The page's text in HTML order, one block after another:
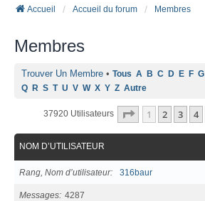
Accueil Accueil du forum Membres
Membres
Trouver Un Membre • Tous A B C D E F G
Q R S T U V W X Y Z Autre
37920 Utilisateurs Page 1Sur1517
1 2 3 4
NOM D’UTILISATEUR
Rang, Nom d’utilisateur 316baur
Messages 4287